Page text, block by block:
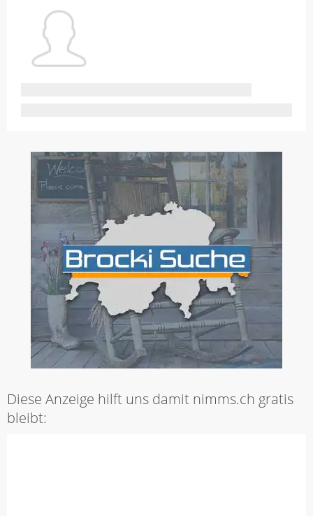
Diese Anzeige hilft uns damit nimms.ch gratis
bleibt: